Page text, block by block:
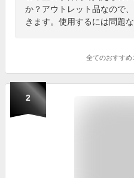
か？アウトレット品なので
きます。使用するには問題
全てのおすすめ
2